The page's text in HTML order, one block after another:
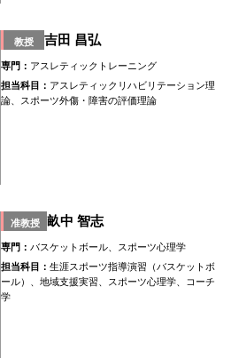
教授 吉田 昌弘
専門： アスレティックトレーニング
担当科目： アスレティックリハビリテーション理
論、スポーツ外傷・障害の評価理論
准教授 畝中 智志
専門：バスケットボール、スポーツ心理学
担当科目：生涯スポーツ指導演習（バスケットボ
ール）、地域支援実習、スポーツ心理学、コーチ
学